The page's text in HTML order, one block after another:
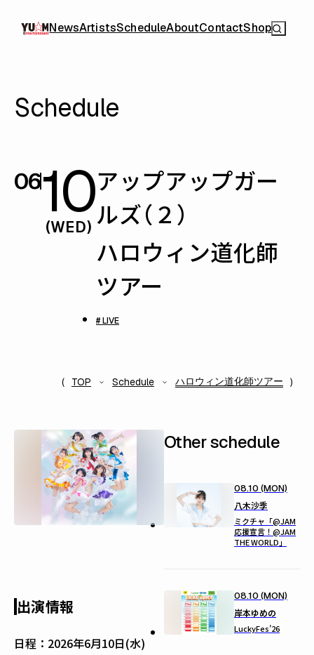
NewsArtistsScheduleAboutContactShop
Schedule
0610
(WED)
アップアップガー
ルズ（２）
ハロウィン道化師
ツアー
# LIVE
TOP Schedule ハロウィン道化師ツアー
出演情報
日程： 2026年6月10日(水)
Other schedule
08.10 (MON)
八木沙季
ミクチャ「@JAM
応援宣言！@JAM
THE WORLD」
08.10 (MON)
岸本ゆめの
LuckyFes’26